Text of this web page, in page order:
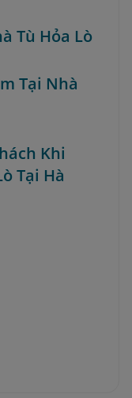
Tù Hỏa Lò
Tại Nhà
Khi
Tại Hà